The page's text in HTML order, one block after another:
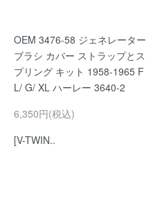
OEM 3476-58 ジェネレーター
ブラシ カバー ストラップとス
プリング キット 1958-1965 F
L/ G/ XL ハーレー 3640-2
6,350円(税込)
[V-TWIN..